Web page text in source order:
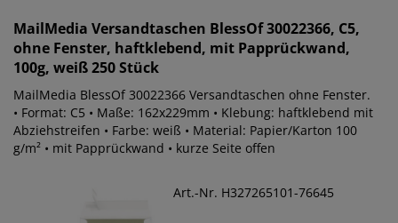
MailMedia Versandtaschen BlessOf 30022366, C5,
ohne Fenster, haftklebend, mit Papprückwand,
100g, weiß 250 Stück
MailMedia BlessOf 30022366 Versandtaschen ohne Fenster.
• Format: C5 • Maße: 162x229mm • Klebung: haftklebend mit
Abziehstreifen • Farbe: weiß • Material: Papier/Karton 100
g/m² • mit Papprückwand • kurze Seite offen
Art.-Nr. H327265101-76645